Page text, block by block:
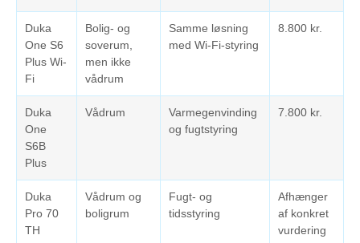
Duka
One S6
Plus Wi-
Fi
Bolig- og
soverum,
men ikke
vådrum
Samme løsning
med Wi-Fi-styring
8.800 kr.
Duka
One
S6B
Plus
Vådrum
Varmegenvinding
og fugtstyring
7.800 kr.
Duka
Pro 70
TH
Vådrum og
boligrum
Fugt- og
tidsstyring
Afhænger
af konkret
vurdering